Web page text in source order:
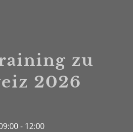
zu
2026
- 12:00